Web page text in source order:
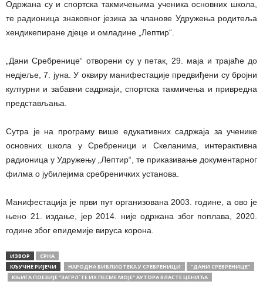
Одржана су и спортска такмичењима ученика основних школа,
те радионица знаковног језика за чланове Удружења родитеља
хендикепиране дјеце и омладине „Лептир“.
„Дани Сребренице“ отворени су у петак, 29. маја и трајаће до
недјеље, 7. јуна. У оквиру манифестације предвиђени су бројни
културни и забавни садржаји, спортска такмичења и привредна
представљања.
Сутра је на програму више едукативних садржаја за ученике
основних школа у Сребреници и Скеланима, интерактивна
радионица у Удружењу „Лептир“, те приказивање документарног
филма о јубилејима сребреничких установа.
Манифестација је први пут организована 2003. године, а ово је
њено 21. издање, јер 2014. није одржана због поплава, 2020.
године због епидемије вируса корона.
ИЗВОР
СРНА
КЉУЧНЕ РИЈЕЧИ
НАРОДНА БИБЛИОТЕКА У СРЕБРЕНИЦИ
''ДАНИ СРЕБРЕНИЦЕ''
КЊИГА ПОЕЗИЈЕ "ЗАГРЛ`ТЕ ИХ ПЕСМЕ МОЈЕ" АУТОРА ВЛАСТЕ ЦЕНИЋА